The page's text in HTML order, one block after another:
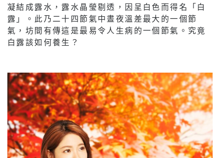
凝結成露水，露水晶瑩剔透，因呈白色而得名「白
露」。此乃二十四節氣中晝夜溫差最大的一個節
氣，坊間有傳這是最易令人生病的一個節氣。究竟
白露該如何養生？